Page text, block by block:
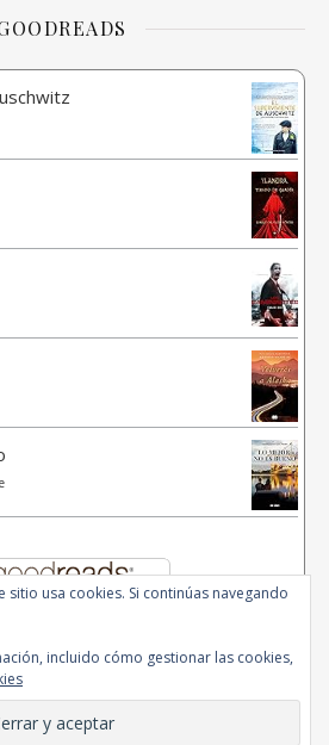
- All Rights Reserved.
de WP Royal
sitio usa cookies. Si continúas navegando
incluido cómo gestionar las cookies,